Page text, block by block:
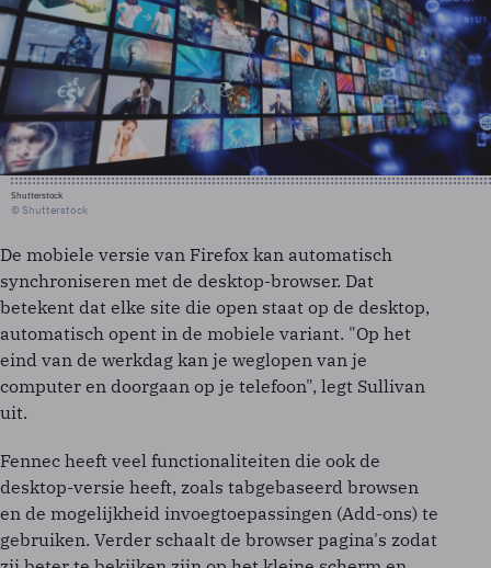
Shutterstock
© Shutterstock
De mobiele versie van Firefox kan automatisch
synchroniseren met de desktop-browser. Dat
betekent dat elke site die open staat op de desktop,
automatisch opent in de mobiele variant. "Op het
eind van de werkdag kan je weglopen van je
computer en doorgaan op je telefoon", legt Sullivan
uit.
Fennec heeft veel functionaliteiten die ook de
desktop-versie heeft, zoals tabgebaseerd browsen
en de mogelijkheid invoegtoepassingen (Add-ons) te
gebruiken. Verder schaalt de browser pagina's zodat